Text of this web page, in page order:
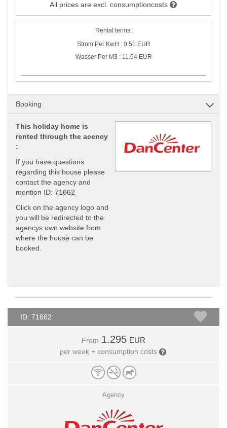
All prices are excl. consumptioncosts
Rental terms:
Strom Per KwH : 0.51 EUR
Wasser Per M3 : 11.64 EUR
Booking
This holiday home is
rented through the acency
:
If you have questions
regarding this house please
contact the agency and
mention ID: 71662
Click on the agency logo and
you will be redirected to the
agencys own website from
where the house can be
booked.
ID: 71662
From 1.295 EUR
per week + consumption costs
Agency